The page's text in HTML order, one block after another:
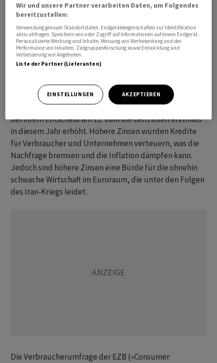
strebt mittelfristig eine Inflationsrate von zwei Prozent
im Euroraum an. Hier sieht die Notenbank ihr oberstes
Ziel erreicht, für einen stabilen Euro zu sorgen. Der Iran-
Krieg hat die Inflation im Euroraum auf 3,0 Prozent im
April getrieben und damit deutlich über die Zielmarke
Die Notenbank steht daher unter Druck zu reagieren. An
den Finanzmärkten wird damit gerechnet, dass die EZB
bei ihrem Entscheid am 11. Juni die Leitzinsen erstmals
in diesem Jahr erhöht. Höhere Zinsen würden Kredite
für Verbraucher und Unternehmen verteuern, was die
Nachfrage bremsen und die Inflation dämpfen kann.
Jedoch sind höhere Zinsen eine Bürde für die ohnehin
schwache Wirtschaft im Euroraum, die unter den Folgen
des Iran-Kriegs leidet.
Die Verbraucherumfrage der EZB («Consumer
Wir und unsere Partner verarbeiten Daten, um Folgendes
bereitzustellen:
Verwendung genauer Standortdaten. Endgeräteeigenschaften zur Identifikation
aktiv abfragen. Speichern von oder Zugriff auf Informationen auf einem Endgerät.
Personalisierte Werbung und Inhalte, Messung von Werbeleistung und der
Performance von Inhalten, Zielgruppenforschung sowie Entwicklung und
Verbesserung von Angeboten.
Liste der Partner (Lieferanten)
EINSTELLUNGEN AKZEPTIEREN